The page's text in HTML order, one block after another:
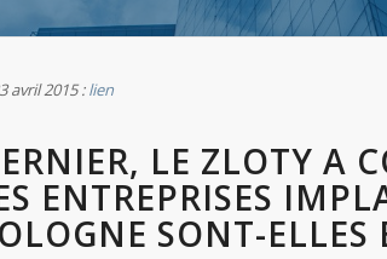
avril 2015 :lien
LE ZLOTY A
ENTREPRISES
SONT-ELLES